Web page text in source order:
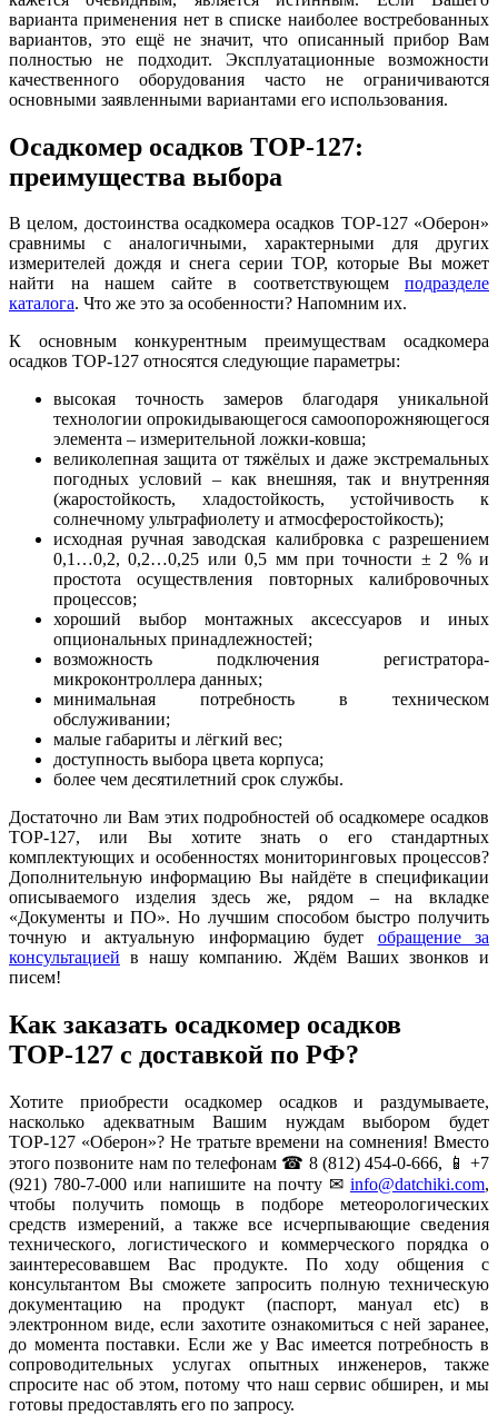
варианта применения нет в списке наиболее востребованных
вариантов, это ещё не значит, что описанный прибор Вам
полностью не подходит. Эксплуатационные возможности
качественного оборудования часто не ограничиваются
основными заявленными вариантами его использования.
Осадкомер осадков ТОР-127:
преимущества выбора
В целом, достоинства осадкомера осадков ТОР-127 «Оберон»
сравнимы с аналогичными, характерными для других
измерителей дождя и снега серии ТОР, которые Вы может
найти на нашем сайте в соответствующем подразделе
каталога. Что же это за особенности? Напомним их.
К основным конкурентным преимуществам осадкомера
осадков ТОР-127 относятся следующие параметры:
высокая точность замеров благодаря уникальной
технологии опрокидывающегося самоопорожняющегося
элемента – измерительной ложки-ковша;
великолепная защита от тяжёлых и даже экстремальных
погодных условий – как внешняя, так и внутренняя
(жаростойкость, хладостойкость, устойчивость к
солнечному ультрафиолету и атмосферостойкость);
исходная ручная заводская калибровка с разрешением
0,1…0,2, 0,2…0,25 или 0,5 мм при точности ± 2 % и
простота осуществления повторных калибровочных
процессов;
хороший выбор монтажных аксессуаров и иных
опциональных принадлежностей;
возможность подключения регистратора-
микроконтроллера данных;
минимальная потребность в техническом
обслуживании;
малые габариты и лёгкий вес;
доступность выбора цвета корпуса;
более чем десятилетний срок службы.
Достаточно ли Вам этих подробностей об осадкомере осадков
ТОР-127, или Вы хотите знать о его стандартных
комплектующих и особенностях мониторинговых процессов?
Дополнительную информацию Вы найдёте в спецификации
описываемого изделия здесь же, рядом – на вкладке
«Документы и ПО». Но лучшим способом быстро получить
точную и актуальную информацию будет обращение за
консультацией в нашу компанию. Ждём Ваших звонков и
писем!
Как заказать осадкомер осадков
ТОР-127 с доставкой по РФ?
Хотите приобрести осадкомер осадков и раздумываете,
насколько адекватным Вашим нуждам выбором будет
ТОР-127 «Оберон»? Не тратьте времени на сомнения! Вместо
этого позвоните нам по телефонам ☎ 8 (812) 454-0-666, 📱 +7
(921) 780-7-000 или напишите на почту ✉ info@datchiki.com,
чтобы получить помощь в подборе метеорологических
средств измерений, а также все исчерпывающие сведения
технического, логистического и коммерческого порядка о
заинтересовавшем Вас продукте. По ходу общения с
консультантом Вы сможете запросить полную техническую
документацию на продукт (паспорт, мануал etc) в
электронном виде, если захотите ознакомиться с ней заранее,
до момента поставки. Если же у Вас имеется потребность в
сопроводительных услугах опытных инженеров, также
спросите нас об этом, потому что наш сервис обширен, и мы
готовы предоставлять его по запросу.